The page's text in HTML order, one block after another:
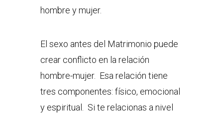
hombre y mujer.
El sexo antes del Matrimonio puede
crear conflicto en la relación
hombre-mujer. Esa relación tiene
tres componentes: físico, emocional
y espiritual. Si te relacionas a nivel